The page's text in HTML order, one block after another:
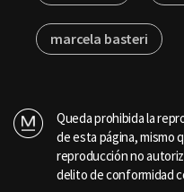
marcela basteri
Queda prohibida la
de esta página, mismo
reproducción no
delito de conformidad